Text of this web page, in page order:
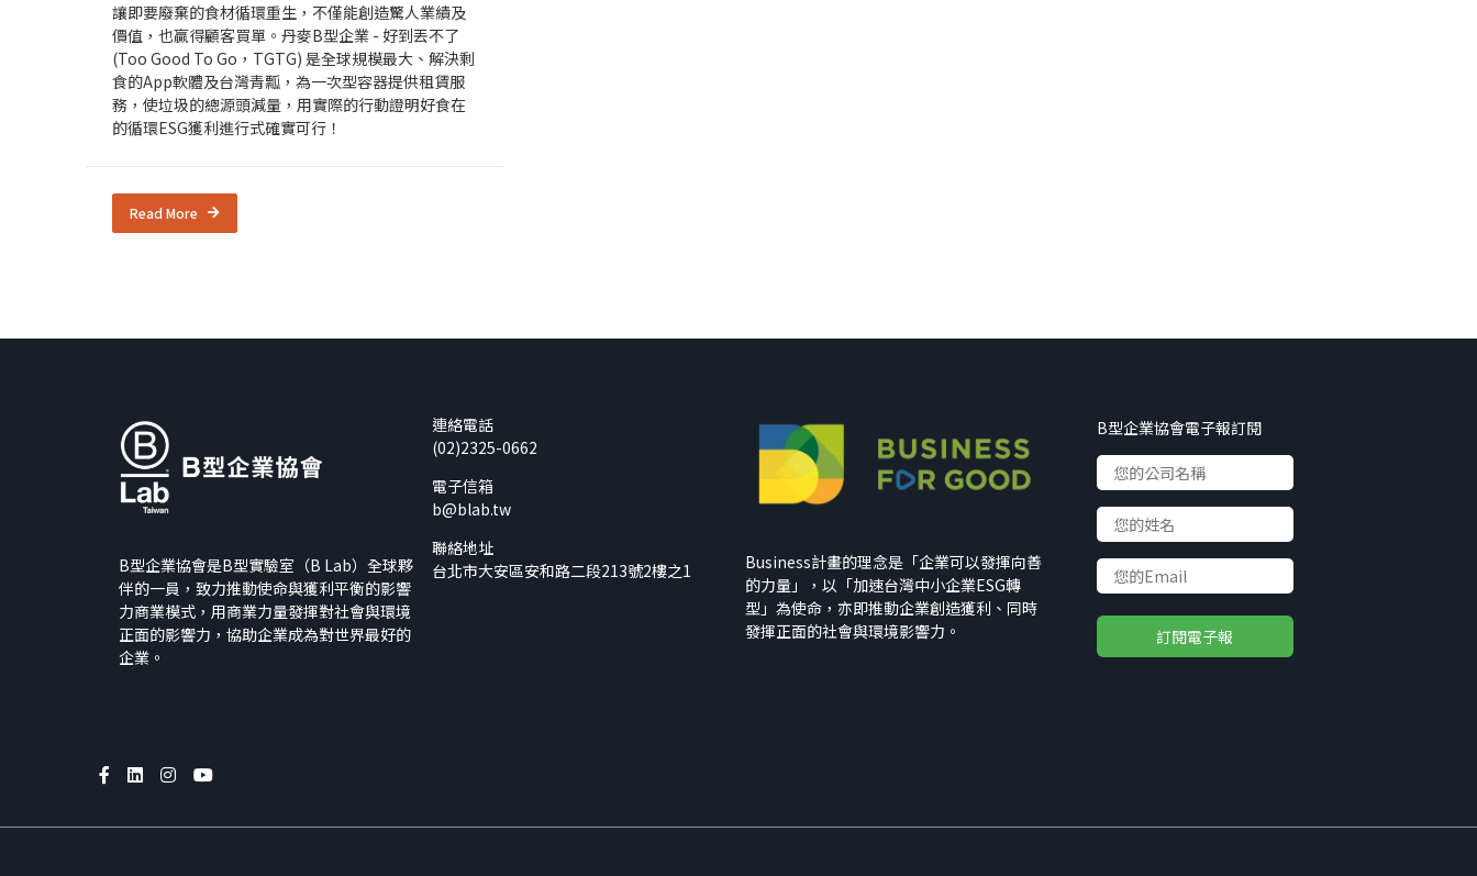
讓即要廢棄的食材循環重生，不僅能創造驚人業績及
價值，也贏得顧客買單。丹麥B型企業 - 好到丟不了
(Too Good To Go，TGTG) 是全球規模最大、解決剩
食的App軟體及台灣青瓢，為一次型容器提供租賃服
務，使垃圾的總源頭減量，用實際的行動證明好食在
的循環ESG獲利進行式確實可行！
Read More
B型企業協會是B型實驗室（B Lab）全球夥
伴的一員，致力推動使命與獲利平衡的影響
力商業模式，用商業力量發揮對社會與環境
正面的影響力，協助企業成為對世界最好的
企業。
連絡電話
(02)2325-0662
電子信箱
b@blab.tw
聯絡地址
台北市大安區安和路二段213號2樓之1
Business計畫的理念是「企業可以發揮向善
的力量」，以「加速台灣中小企業ESG轉
型」為使命，亦即推動企業創造獲利、同時
發揮正面的社會與環境影響力。
B型企業協會電子報訂閱